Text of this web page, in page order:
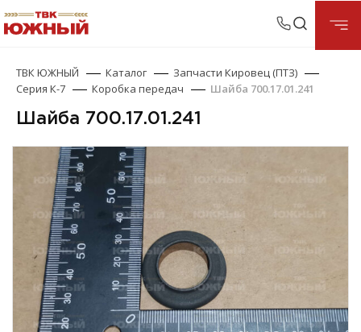
ТВК ЮЖНЫЙ Каталог
Запчасти Кировец (ПТЗ)
Серия К-7
Коробка передач Шайба 700.17.01.241
Шайба 700.17.01.241